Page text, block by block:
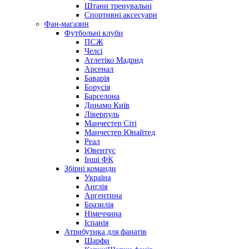
Штани тренувальні
Спортивні аксесуари
Фан-магазин
Футбольні клуби
ПСЖ
Челсі
Атлетіко Мадрид
Арсенал
Баварія
Борусія
Барселона
Динамо Київ
Ліверпуль
Манчестер Сіті
Манчестер Юнайтед
Реал
Ювентус
Інші ФК
Збірні команди
Україна
Англія
Аргентина
Бразилія
Німеччина
Іспанія
Атрибутика для фанатів
Шарфи